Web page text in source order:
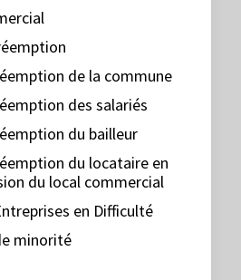
de la commune
des salariés
du bailleur
du locataire en
du local commercial
en Difficulté
minorité